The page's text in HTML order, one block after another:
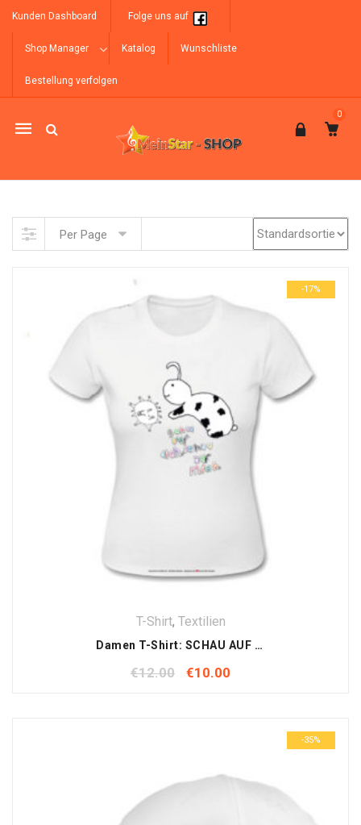
Kunden Dashboard Folge uns auf
Shop Manager Katalog Wunschliste
Bestellung verfolgen
Mobile
0
Skip to content
Per Page
-17%
T-Shirt, Textilien
Damen T-Shirt: SCHAU AUF DICH , SCHAU AUF MICH
€12.00 €10.00
-35%